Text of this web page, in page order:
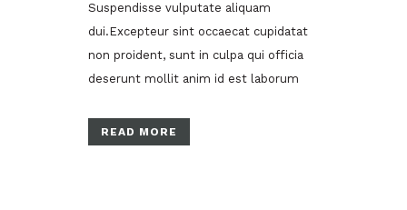
Suspendisse vulputate aliquam
dui.Excepteur sint occaecat cupidatat
non proident, sunt in culpa qui officia
deserunt mollit anim id est laborum
READ MORE